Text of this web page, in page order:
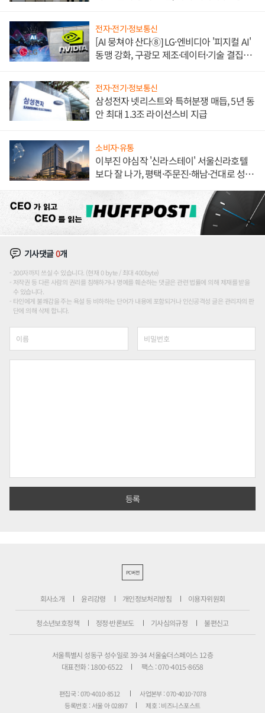
전자·전기·정보통신
[AI 뭉쳐야 산다⑧] LG·엔비디아 '피지컬 AI'
동맹 강화, 구광모 제조·데이터·기술 결집
전자·전기·정보통신
삼성전자 넷리스트와 특허분쟁 매듭, 5년 동
안 최대 1.3조 라이선스비 지급
소비자·유통
이부진 야심작 '신라스테이' 서울신라호텔
보다 잘 나가, 평택·주문진·해남·건대로 성
기사댓글0개
200자까지 쓰실 수 있습니다. (현재 0 byte / 최대 400byte)
저작권 등 다른 사람의 권리를 침해하거나 명예를 훼손하는 댓글은 관련 법률에 의해 제재를 받을
수 있습니다.
타인에게 불쾌감을 주는 욕설 등 비하하는 단어가 내용에 포함되거나 인신공격성 글은 관리자의 판
단에 의해 삭제 합니다.
PC버전
회사소개 윤리강령 개인정보처리방침 이용자위원회
청소년보호정책 정정·반론보도 기사심의규정 불편신고
서울특별시 성동구 성수일로 39-34 서울숲더스페이스 12층
대표전화 : 1800-6522
팩스 : 070-4015-8658
편집국 : 070-4010-8512
사업본부 : 070-4010-7078
등록번호 : 서울 아 02897
제호 : 비즈니스포스트